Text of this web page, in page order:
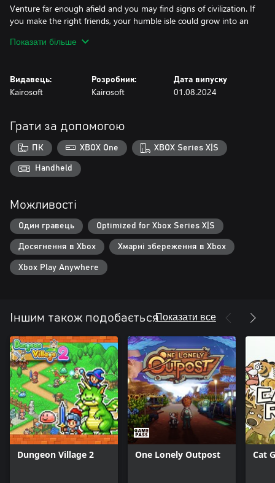
Venture far enough afield and you may find signs of civilization. If
you make the right friends, your humble isle could grow into an
heliport. The possibilities are as limitless as the horizon!
Показати більше
Видавець:
Kairosoft
Розробник:
Kairosoft
Дата випуску
01.08.2024
Грати за допомогою
ПК XBOX One XBOX Series X|S
Handheld
Можливості
Один гравець Optimized for Xbox Series X|S
Досягнення в Xbox Хмарні збереження в Xbox
Xbox Play Anywhere
Іншим також подобаєтьсяПоказати все
Dungeon Village 2 One Lonely Outpost Cat